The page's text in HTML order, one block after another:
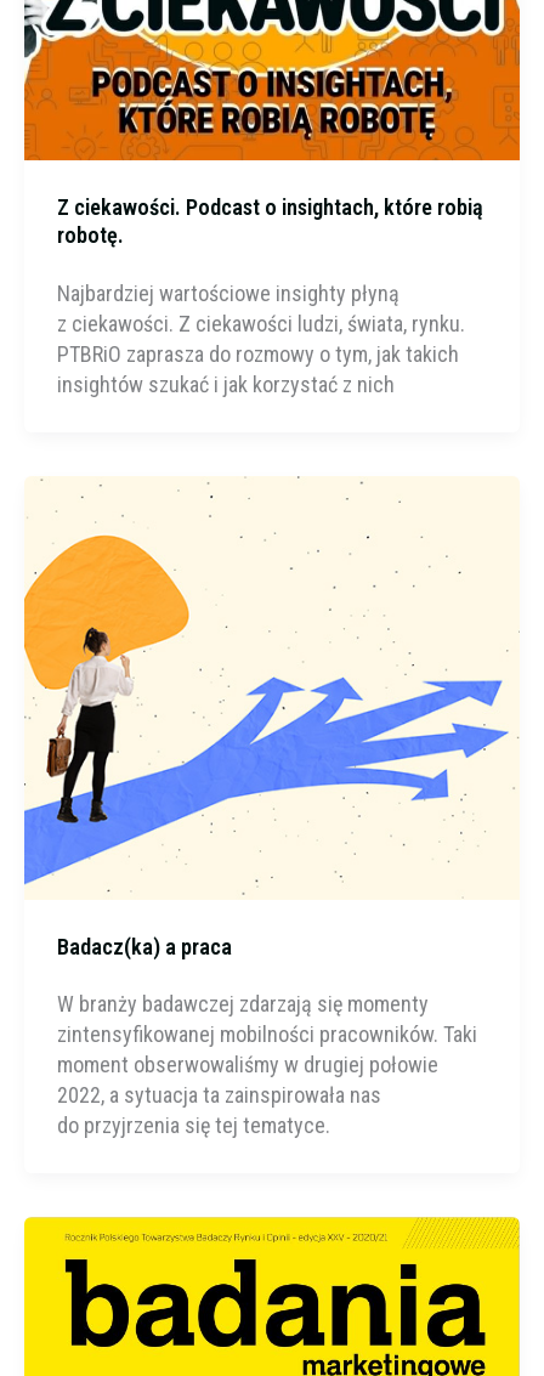
Z ciekawości. Podcast o insightach, które robią
robotę.
Najbardziej wartościowe insighty płyną
z ciekawości. Z ciekawości ludzi, świata, rynku.
PTBRiO zaprasza do rozmowy o tym, jak takich
insightów szukać i jak korzystać z nich
Badacz(ka) a praca
W branży badawczej zdarzają się momenty
zintensyfikowanej mobilności pracowników. Taki
moment obserwowaliśmy w drugiej połowie
2022, a sytuacja ta zainspirowała nas
do przyjrzenia się tej tematyce.